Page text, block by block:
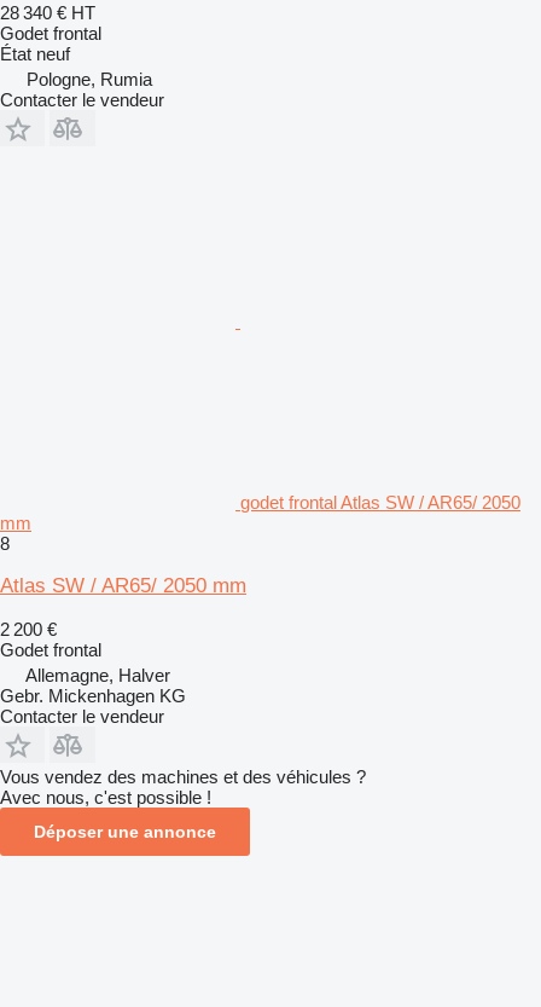
28 340 € HT
Godet frontal
État neuf
Pologne, Rumia
Contacter le vendeur
godet frontal Atlas SW / AR65/ 2050
mm
8
Atlas SW / AR65/ 2050 mm
2 200 €
Godet frontal
Allemagne, Halver
Gebr. Mickenhagen KG
Contacter le vendeur
Vous vendez des machines et des véhicules ?
Avec nous, c'est possible !
Déposer une annonce